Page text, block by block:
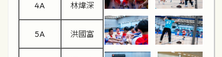
4A 林煒深
5A 洪國富